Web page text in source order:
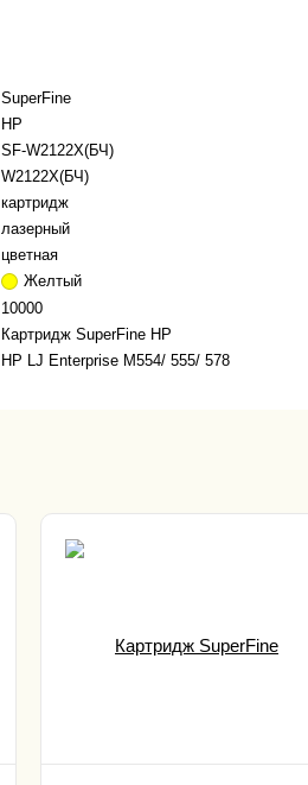
SuperFine
HP
SF-W2122X(БЧ)
W2122X(БЧ)
картридж
лазерный
цветная
Желтый
10000
Картридж SuperFine HP
HP LJ Enterprise M554/ 555/ 578